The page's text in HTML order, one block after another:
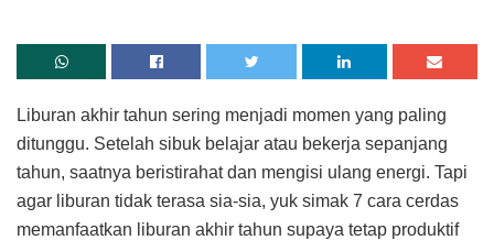
Liburan akhir tahun sering menjadi momen yang paling
ditunggu. Setelah sibuk belajar atau bekerja sepanjang
tahun, saatnya beristirahat dan mengisi ulang energi. Tapi
agar liburan tidak terasa sia-sia, yuk simak 7 cara cerdas
memanfaatkan liburan akhir tahun supaya tetap produktif